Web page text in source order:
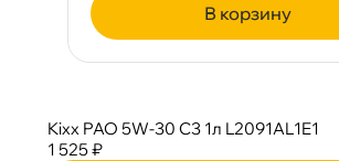
корзину
Kixx PAO 5W-30 C3 1л L2091AL1E1
1 525 ₽